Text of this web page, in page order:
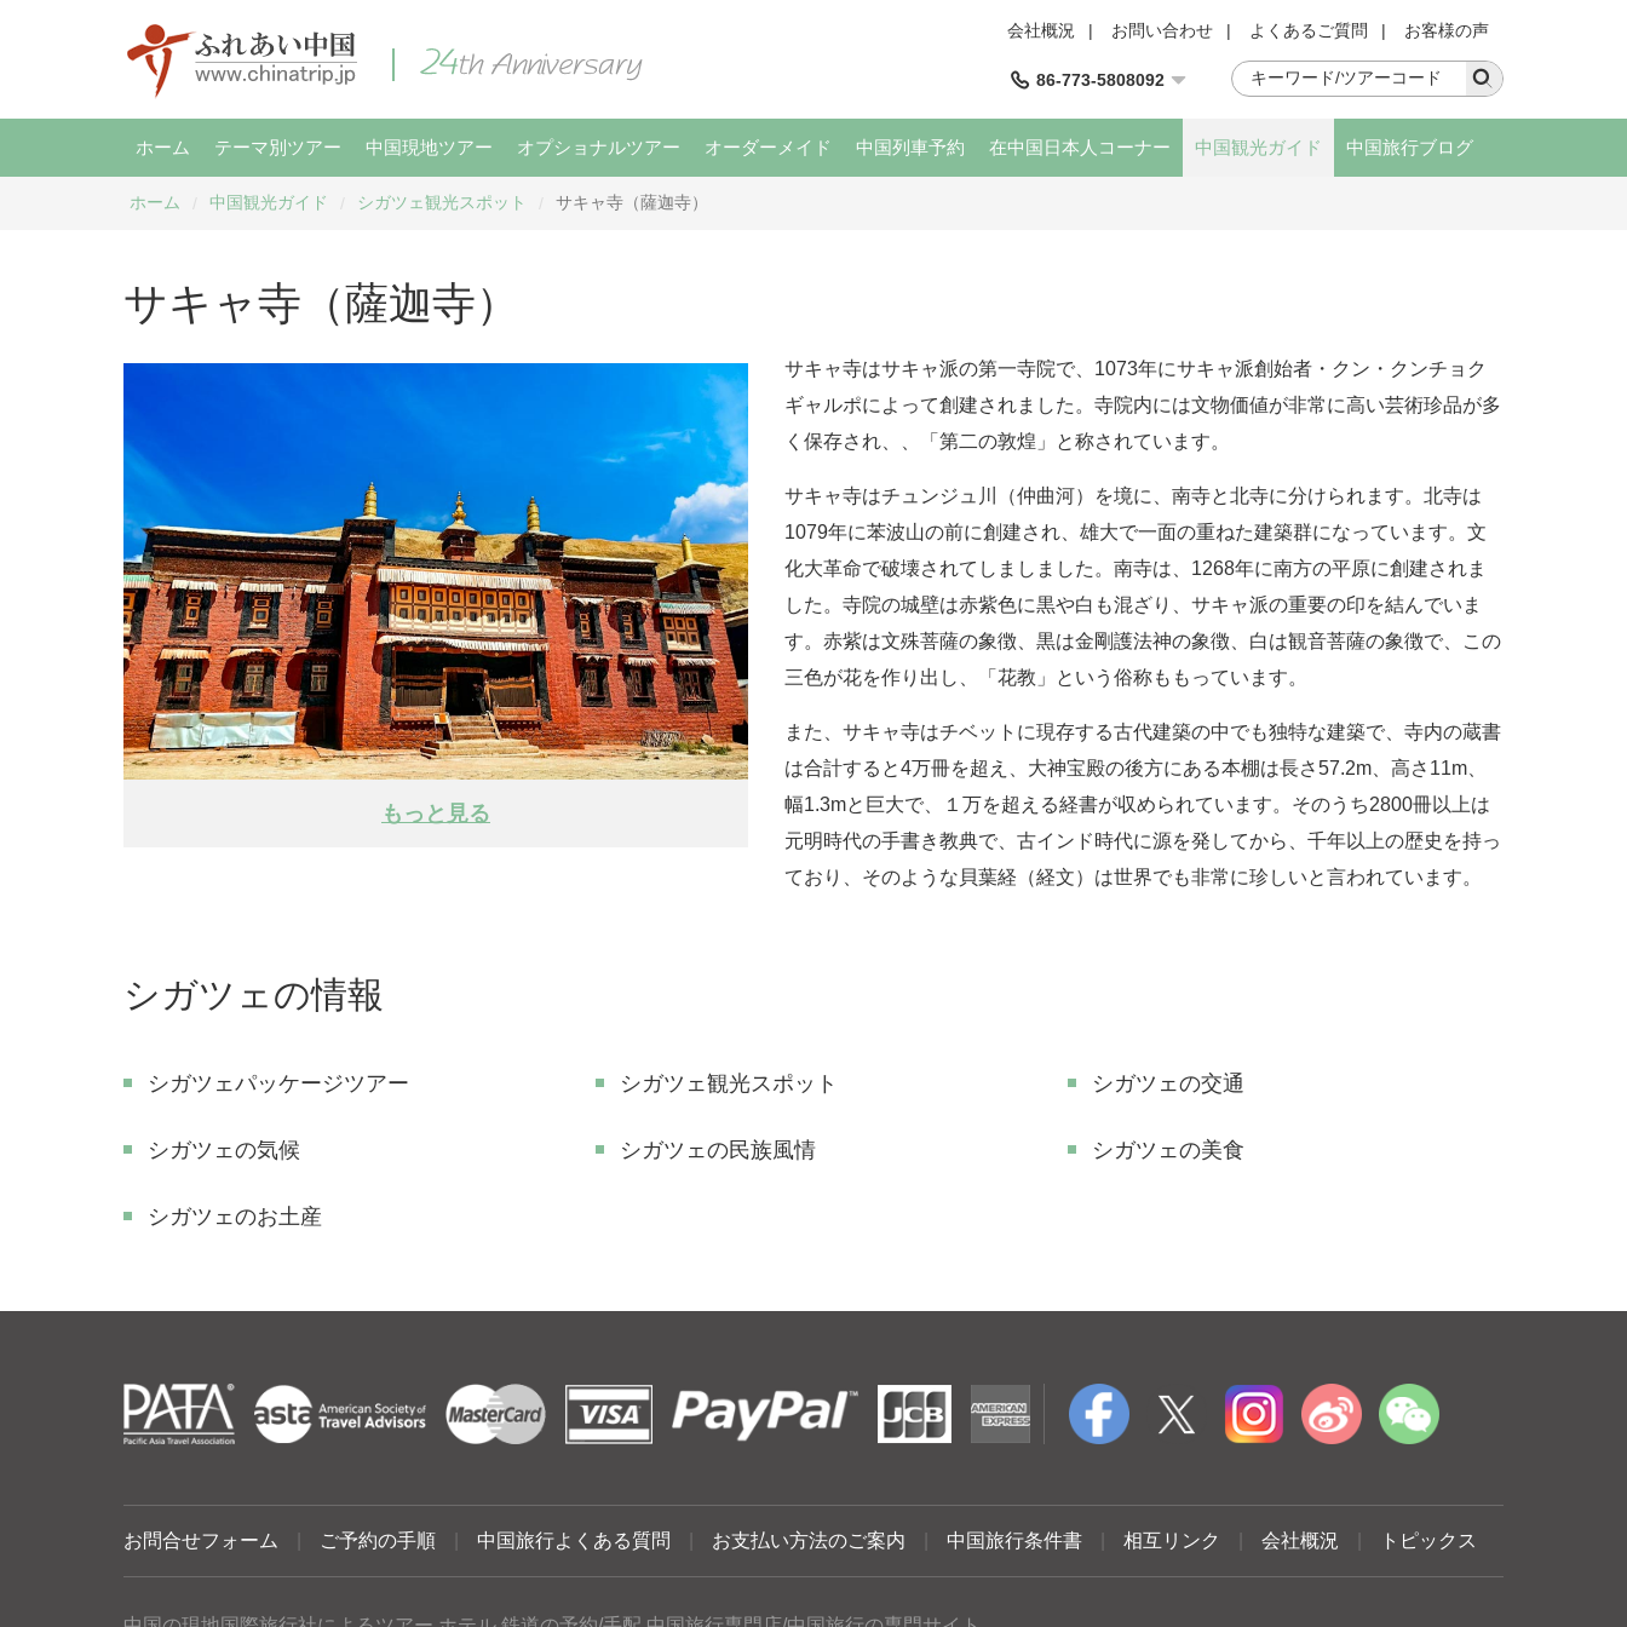
会社概況 | お問い合わせ | よくあるご質問 | お客様の声
86-773-5808092
ホーム テーマ別ツアー 中国現地ツアー オプショナルツアー オーダーメイド 中国列車予約 在中国日本人コーナー 中国観光ガイド 中国旅行ブログ
ホーム 中国観光ガイド シガツェ観光スポット サキャ寺（薩迦寺）
サキャ寺（薩迦寺）
もっと見る
サキャ寺はサキャ派の第一寺院で、1073年にサキャ派創始者・クン・クンチョク
ギャルポによって創建されました。寺院内には文物価値が非常に高い芸術珍品が多
く保存され、、「第二の敦煌」と称されています。
サキャ寺はチュンジュ川（仲曲河）を境に、南寺と北寺に分けられます。北寺は
1079年に苯波山の前に創建され、雄大で一面の重ねた建築群になっています。文
化大革命で破壊されてしましました。南寺は、1268年に南方の平原に創建されま
した。寺院の城壁は赤紫色に黒や白も混ざり、サキャ派の重要の印を結んでいま
す。赤紫は文殊菩薩の象徴、黒は金剛護法神の象徴、白は観音菩薩の象徴で、この
三色が花を作り出し、「花教」という俗称ももっています。
また、サキャ寺はチベットに現存する古代建築の中でも独特な建築で、寺内の蔵書
は合計すると4万冊を超え、大神宝殿の後方にある本棚は長さ57.2m、高さ11m、
幅1.3mと巨大で、１万を超える経書が収められています。そのうち2800冊以上は
元明時代の手書き教典で、古インド時代に源を発してから、千年以上の歴史を持っ
ており、そのような貝葉経（経文）は世界でも非常に珍しいと言われています。
シガツェの情報
シガツェパッケージツアー シガツェ観光スポット シガツェの交通
シガツェの気候 シガツェの民族風情 シガツェの美食
シガツェのお土産
お問合せフォーム ご予約の手順 中国旅行よくある質問 お支払い方法のご案内 中国旅行条件書 相互リンク 会社概況 トピックス